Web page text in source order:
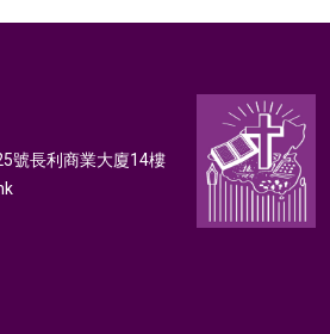
號長利商業大廈14樓